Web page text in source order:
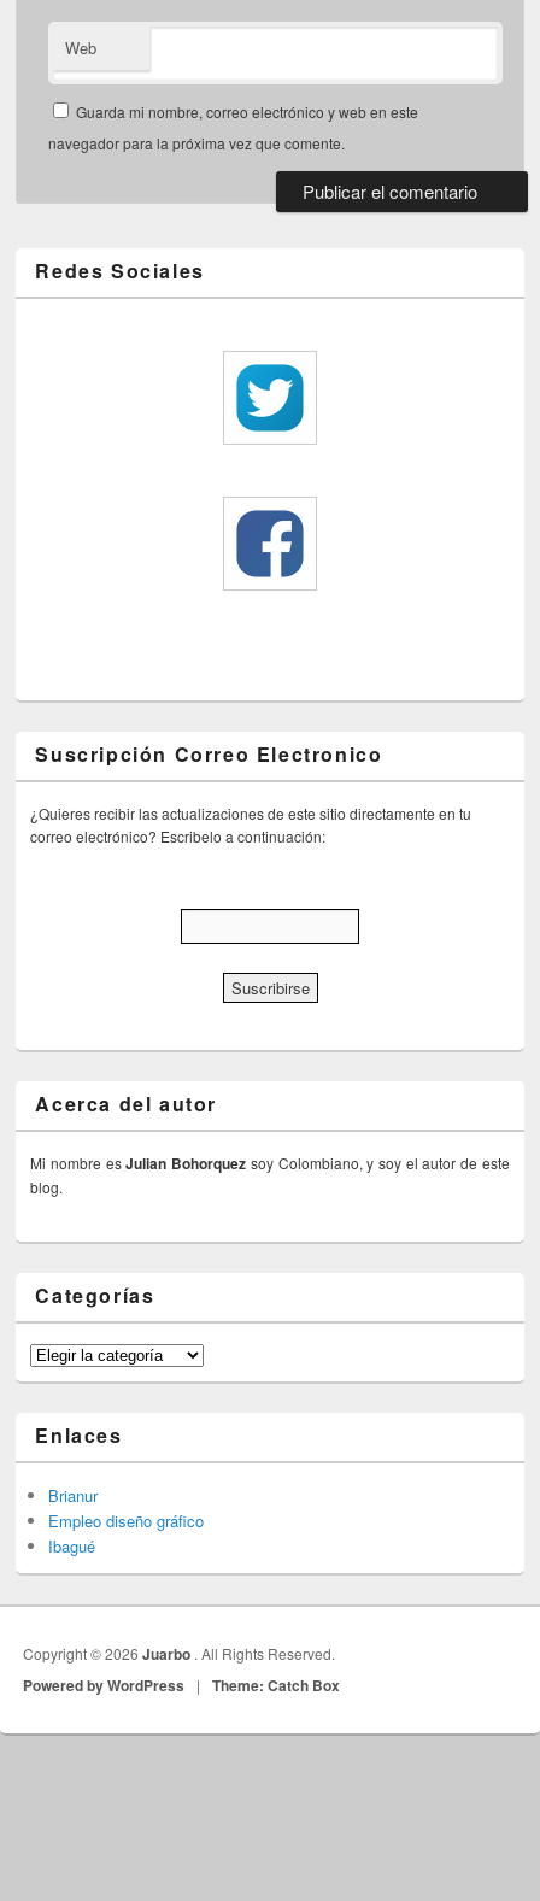
Web
Guarda mi nombre, correo electrónico y web en este
navegador para la próxima vez que comente.
Redes Sociales
Suscripción Correo Electronico
¿Quieres recibir las actualizaciones de este sitio directamente en tu
correo electrónico? Escribelo a continuación:
Acerca del autor
Mi nombre esJulian Bohorquez soy Colombiano, y soy el autor de este
blog.
Categorías
Categorías
Enlaces
Brianur
Empleo diseño gráfico
Ibagué
Copyright © 2026Juarbo . All Rights Reserved.
Powered by WordPress | Theme: Catch Box